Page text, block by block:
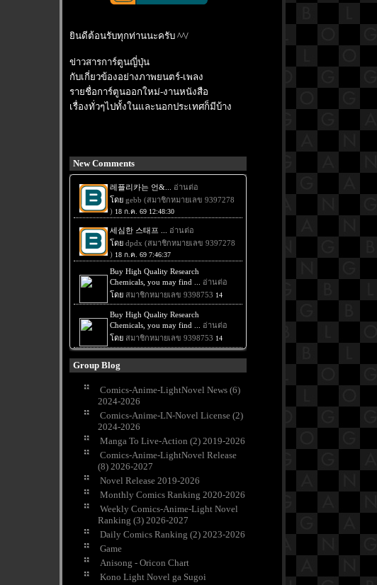
ินดีต้อนรับทุกท่านนะครับ ^^/
ข่าวสารการ์ตูนญี่ปุ่น
กับเกี่ยวข้องอย่างภาพยนตร์-เพลง
รายชื่อการ์ตูนออกใหม่-งานหนังสือ
เรื่องทั่วๆไปทั้งในและนอกประเทศก็มีบ้าง
New Comments
Group Blog
Comics-Anime-LightNovel News (6)
2024-2026
Comics-Anime-LN-Novel License (2)
2024-2026
Manga To Live-Action (2) 2019-2026
Comics-Anime-LightNovel Release
(8) 2026-2027
Novel Release 2019-2026
Monthly Comics Ranking 2020-2026
Weekly Comics-Anime-Light Novel
Ranking (3) 2026-2027
Daily Comics Ranking (2) 2023-2026
Game
Anisong - Oricon Chart
Kono Light Novel ga Sugoi